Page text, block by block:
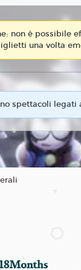
non è possibile
una volta
spettacoli legati